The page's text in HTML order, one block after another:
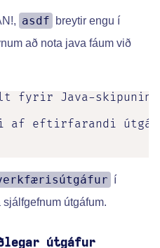
asdf
breytir engu í
að nota java fáum við
fyrir Java-skipunina
af eftirfarandi
í
útgáfum.
útgáfur